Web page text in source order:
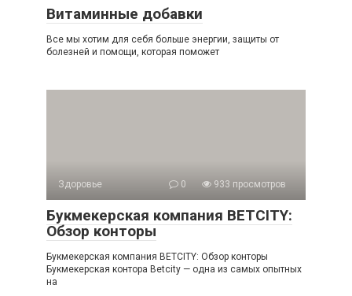
Витаминные добавки
Все мы хотим для себя больше энергии, защиты от
болезней и помощи, которая поможет
Здоровье 0 933 просмотров
Букмекерская компания BETCITY:
Обзор конторы
Букмекерская компания BETCITY: Обзор конторы
Букмекерская контора Betcity — одна из самых опытных
на